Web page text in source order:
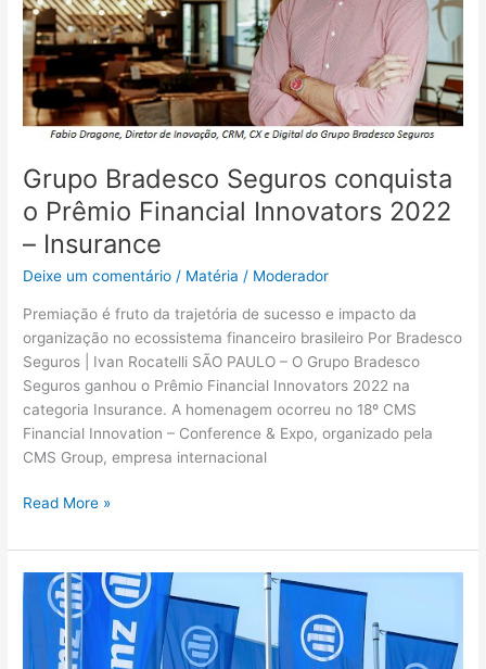
Grupo Bradesco Seguros conquista
o Prêmio Financial Innovators 2022
– Insurance
Deixe um comentário / Matéria / Moderador
Premiação é fruto da trajetória de sucesso e impacto da
organização no ecossistema financeiro brasileiro Por Bradesco
Seguros | Ivan Rocatelli SÃO PAULO – O Grupo Bradesco
Seguros ganhou o Prêmio Financial Innovators 2022 na
categoria Insurance. A homenagem ocorreu no 18º CMS
Financial Innovation – Conference & Expo, organizado pela
CMS Group, empresa internacional
Innovators
2022
–
Insurance
Read More »
Relatório
Riqueza
Global